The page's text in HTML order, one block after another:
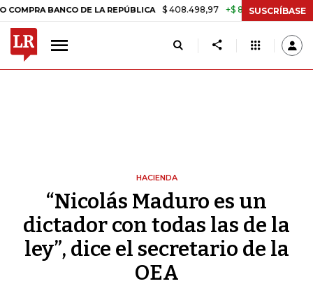
BANCO DE LA REPÚBLICA $ 408.498,97 +$ 8.753,81 +2,19% TASA
SUSCRÍBASE
HACIENDA
“Nicolás Maduro es un
dictador con todas las de la
ley”, dice el secretario de la
OEA